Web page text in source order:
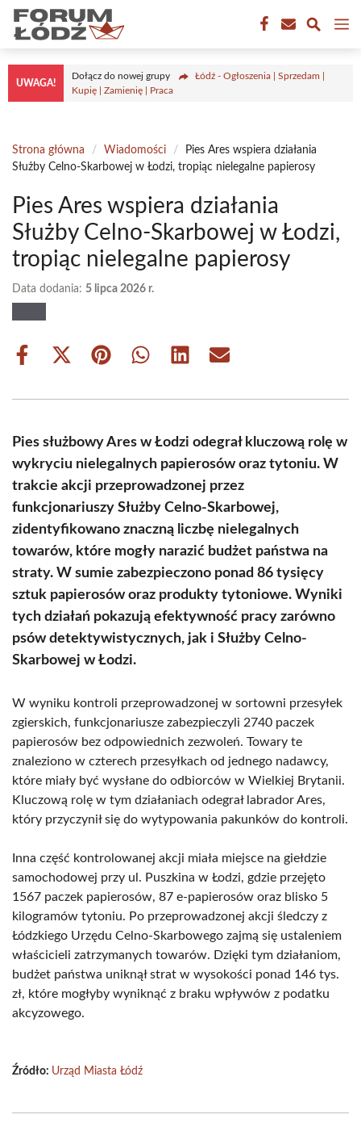
Przejdź
treści
UWAGA!
Dołącz do nowej grupy
Łódź - Ogłoszenia | Sprzedam |
Kupię | Zamienię | Praca
Strona główna / Wiadomości /
Pies Ares wspiera działania
Służby Celno-Skarbowej w Łodzi, tropiąc nielegalne papierosy
Pies Ares wspiera działania
Służby Celno-Skarbowej w Łodzi,
tropiąc nielegalne papierosy
Data dodania: 5 lipca 2026 r.
Share
Share
(Twitter)
Share Share Share Share
Pies służbowy Ares w Łodzi odegrał kluczową rolę w
wykryciu nielegalnych papierosów oraz tytoniu. W
trakcie akcji przeprowadzonej przez
funkcjonariuszy Służby Celno-Skarbowej,
zidentyfikowano znaczną liczbę nielegalnych
towarów, które mogły narazić budżet państwa na
straty. W sumie zabezpieczono ponad 86 tysięcy
sztuk papierosów oraz produkty tytoniowe. Wyniki
tych działań pokazują efektywność pracy zarówno
psów detektywistycznych, jak i Służby Celno-
Skarbowej w Łodzi.
W wyniku kontroli przeprowadzonej w sortowni przesyłek
zgierskich, funkcjonariusze zabezpieczyli 2740 paczek
papierosów bez odpowiednich zezwoleń. Towary te
znaleziono w czterech przesyłkach od jednego nadawcy,
które miały być wysłane do odbiorców w Wielkiej Brytanii.
Kluczową rolę w tym działaniach odegrał labrador Ares,
który przyczynił się do wytypowania pakunków do kontroli.
Inna część kontrolowanej akcji miała miejsce na giełdzie
samochodowej przy ul. Puszkina w Łodzi, gdzie przejęto
1567 paczek papierosów, 87 e-papierosów oraz blisko 5
kilogramów tytoniu. Po przeprowadzonej akcji śledczy z
Łódzkiego Urzędu Celno-Skarbowego zajmą się ustaleniem
właścicieli zatrzymanych towarów. Dzięki tym działaniom,
budżet państwa uniknął strat w wysokości ponad 146 tys.
zł, które mogłyby wyniknąć z braku wpływów z podatku
akcyzowego.
Źródło: Urząd Miasta Łódź